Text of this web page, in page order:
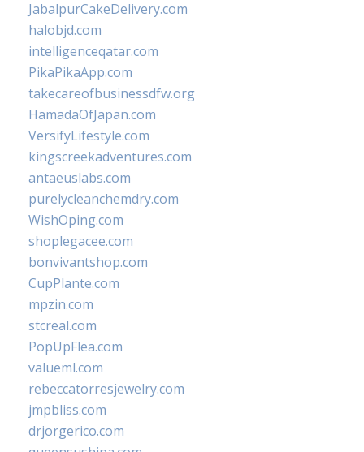
JabalpurCakeDelivery.com
halobjd.com
intelligenceqatar.com
PikaPikaApp.com
takecareofbusinessdfw.org
HamadaOfJapan.com
VersifyLifestyle.com
kingscreekadventures.com
antaeuslabs.com
purelycleanchemdry.com
WishOping.com
shoplegacee.com
bonvivantshop.com
CupPlante.com
mpzin.com
stcreal.com
PopUpFlea.com
valueml.com
rebeccatorresjewelry.com
jmpbliss.com
drjorgerico.com